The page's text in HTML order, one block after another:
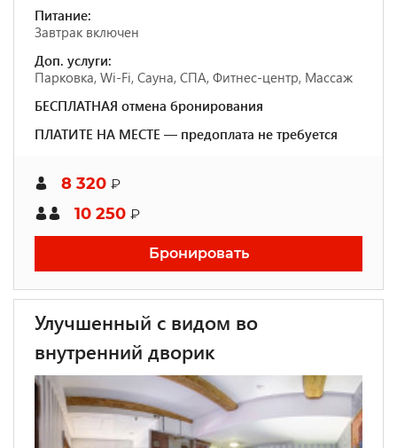
Питание:
Завтрак включен
Доп. услуги:
Парковка, Wi-Fi, Сауна, СПА, Фитнес-центр, Массаж
БЕСПЛАТНАЯ отмена бронирования
ПЛАТИТЕ НА МЕСТЕ — предоплата не требуется
8 320 ₽
10 250 ₽
Бронировать
Улучшенный с видом во
внутренний дворик